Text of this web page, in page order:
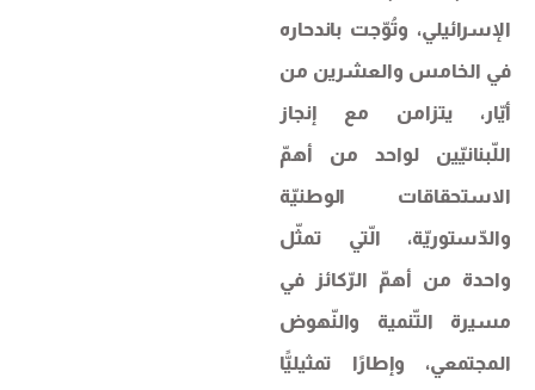
الإسرائيلي، وتُوّجت باندحاره
في الخامس والعشرين من
أيّار، يتزامن مع إنجاز
اللّبنانيّين لواحد من أهمّ
الاستحقاقات الوطنيّة
والدّستوريّة، الّتي تمثّل
واحدة من أهمّ الرّكائز في
مسيرة التّنمية والنّهوض
المجتمعي، وإطارًا تمثيليًّا